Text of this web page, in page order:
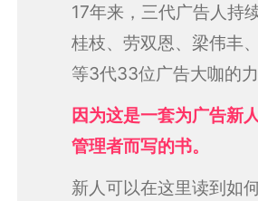
17年来，三代广告人持
桂枝、劳双恩、梁伟丰
等3代33位广告大咖的力
因为这是一套为广告新
管理者而写的书。
新人可以在这里读到如